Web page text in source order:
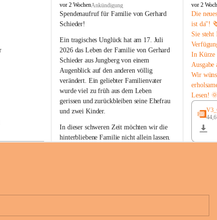
B
u
c
-
S
t
.
M
a
g
d
a
e
n
a
vor 2 WochenAnkündigung
Spendenaufruf für Familie von Gerhard
Schieder!
Ein tragisches Unglück hat am 17. Juli
2026 das Leben der Familie von Gerhard
Schieder aus Jungberg von einem
Augenblick auf den anderen völlig
verändert. Ein geliebter Familienvater
wurde viel zu früh aus dem Leben
gerissen und zurückbleiben seine Ehefrau
und zwei Kinder.
In dieser schweren Zeit möchten wir die
hinterbliebene Familie nicht allein lassen.
Unterstützung, ihre Hilfsbereitschaft und
B
u
c
h
-
S
t
.
M
a
g
d
n
a
vor 2
Die
ist da"!
Sie
In Kürze
Ausgabe
Wir
Lesen!